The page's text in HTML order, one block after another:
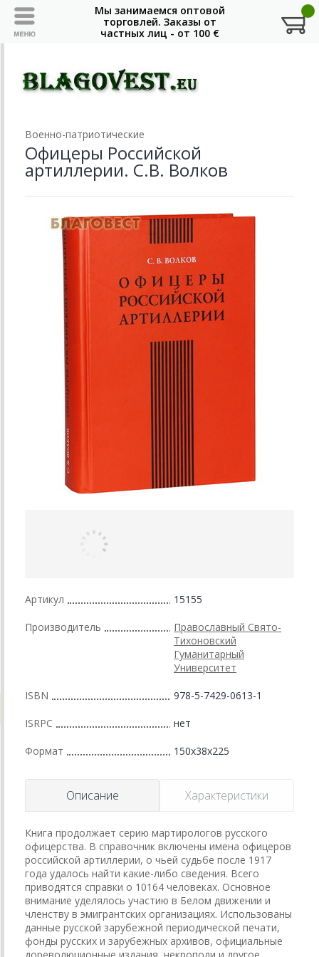
Военно-патриотические
Офицеры Российской
артиллерии. С.В. Волков
Артикул 15155
Производитель
Православный Свято-
Тихоновский
Гуманитарный
Университет
ISBN 978-5-7429-0613-1
ISRPC нет
Формат 150x38x225
Описание Характеристики
Книга продолжает серию мартирологов русского
офицерства. В справочник включены имена офицеров
российской артиллерии, о чьей судьбе после 1917
года удалось найти какие-либо сведения. Всего
приводятся справки о 10164 человеках. Основное
внимание уделялось участию в Белом движении и
членству в эмигрантских организациях. Использованы
данные русской зарубежной периодической печати,
фонды русских и зарубежных архивов, официальные